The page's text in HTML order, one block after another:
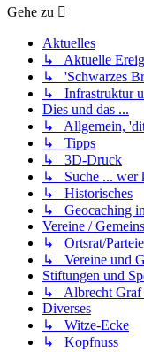
Gehe zu
Aktuelles
↳ Aktuelle
↳ 'Schwarzes
↳ Infrastruktur
Dies und das ...
↳ Allgemein,
↳ Tipps
↳ 3D-Druck
↳ Suche ... wer
↳ Historisches
↳ Geocaching
Vereine /
↳ Ortsrat/
↳ Vereine und
Stiftungen und
↳ Albrecht Graf
Diverses
↳ Witze-Ecke
↳ Kopfnuss